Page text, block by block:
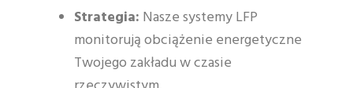
Strategia: Nasze systemy LFP
monitorują obciążenie energetyczne
Twojego zakładu w czasie